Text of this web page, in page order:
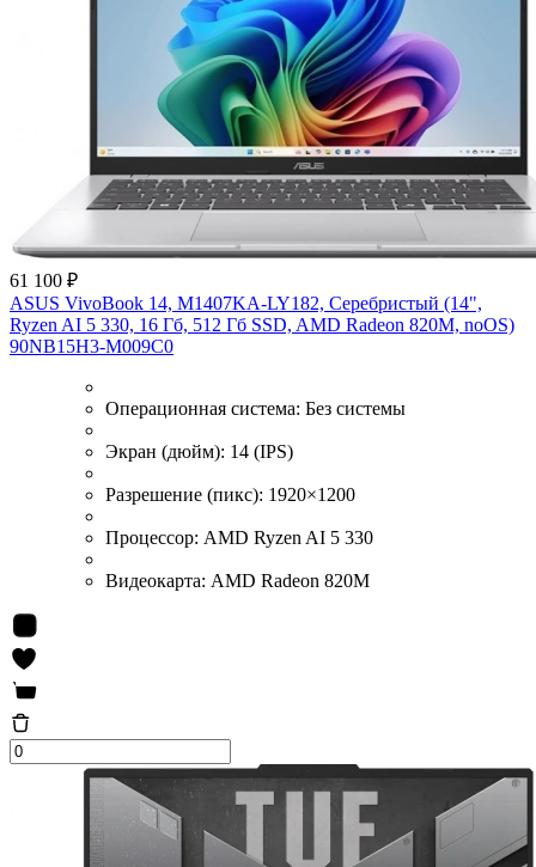
61 100 ₽
ASUS VivoBook 14, M1407KA-LY182, Серебристый (14",
Ryzen AI 5 330, 16 Гб, 512 Гб SSD, AMD Radeon 820M, noOS)
90NB15H3-M009C0
Операционная система: Без системы
Экран (дюйм): 14 (IPS)
Разрешение (пикс): 1920×1200
Процессор: AMD Ryzen AI 5 330
Видеокарта: AMD Radeon 820M